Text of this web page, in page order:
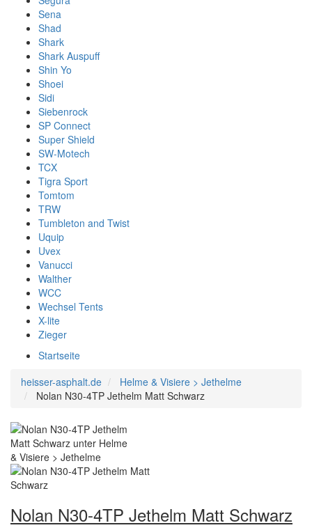
Sena
Shad
Shark
Shark Auspuff
Shin Yo
Shoei
Sidi
Siebenrock
SP Connect
Super Shield
SW-Motech
TCX
Tigra Sport
Tomtom
TRW
Tumbleton and Twist
Uquip
Uvex
Vanucci
Walther
WCC
Wechsel Tents
X-lite
Zieger
Startseite
heisser-asphalt.de
Helme & Visiere > Jethelme
Nolan N30-4TP Jethelm Matt Schwarz
Nolan N30-4TP Jethelm Matt Schwarz